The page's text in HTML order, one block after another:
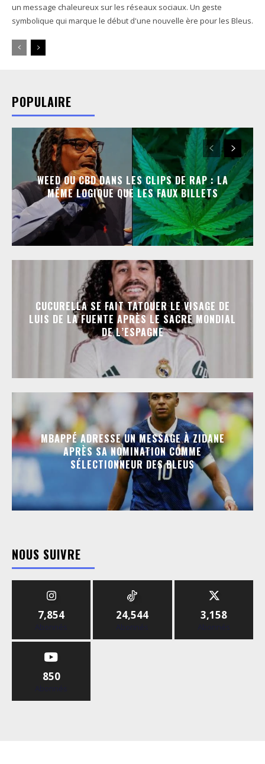
un message chaleureux sur les réseaux sociaux. Un geste
symbolique qui marque le début d'une nouvelle ère pour les Bleus.
POPULAIRE
WEED OU CBD DANS LES CLIPS DE RAP : LA
MÊME LOGIQUE QUE LES FAUX BILLETS
CUCURELLA SE FAIT TATOUER LE VISAGE DE
LUIS DE LA FUENTE APRÈS LE SACRE MONDIAL
DE L’ESPAGNE
MBAPPÉ ADRESSE UN MESSAGE À ZIDANE
APRÈS SA NOMINATION COMME
SÉLECTIONNEUR DES BLEUS
NOUS SUIVRE
7,854
Abonnés
24,544
Abonnés
3,158
Abonnés
850
Abonnés